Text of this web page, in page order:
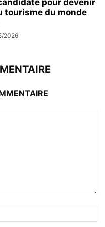
pour devenir
tourisme du monde
2026